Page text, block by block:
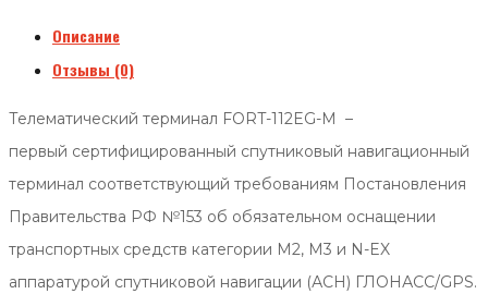
Описание
Отзывы (0)
Телематический терминал FORT-112EG-M –
первый сертифицированный спутниковый навигационный
терминал соответствующий требованиям Постановления
Правительства РФ №153 об обязательном оснащении
транспортных средств категории М2, М3 и N-EX
аппаратурой спутниковой навигации (АСН) ГЛОНАСС/GPS.